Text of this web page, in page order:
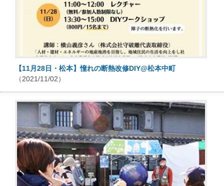
【11月28日・松本】憧れの断熱改修DIY@松本中町
（2021/11/02）